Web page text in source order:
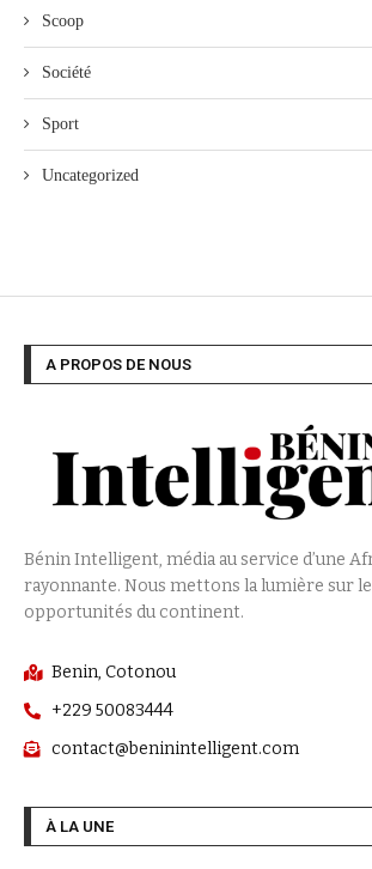
Scoop
Société
Sport
Uncategorized
A PROPOS DE NOUS
Bénin Intelligent, média au service d’une
rayonnante. Nous mettons la lumière sur
opportunités du continent.
Benin, Cotonou
+229 50083444
contact@beninintelligent.com
À LA UNE